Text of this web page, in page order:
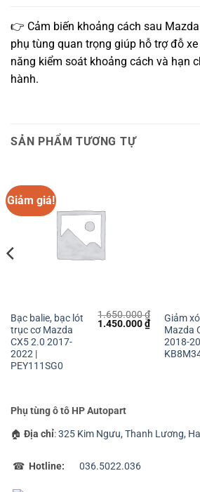
👉 Cảm biến khoảng cách sau
phụ tùng quan trọng giúp hỗ trợ đỗ
năng kiểm soát khoảng cách và hạn
hành.
SẢN PHẨM TƯƠNG TỰ
Giảm giá!
Bạc balie, bạc lót
trục cơ Mazda
CX5 2.0 2017-
2022 |
PEY111SG0
1.650.000₫
Giá
1.450.000₫Giá
hiện
1.450.000
Giảm
Mazda
2018-
Phụ tùng ô tô HP Autopart
🏠 Địa chỉ:325 Kim Ngưu, Thanh Lương,
☎ Hotline: 036.5022.036